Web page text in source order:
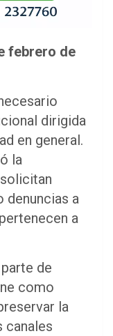
febrero de
dirigida
en general.
la
denuncias a
a
de
como
la
canales